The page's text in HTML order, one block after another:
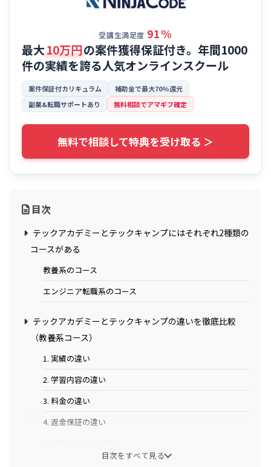
受講生満足度 91%
最大10万円の案件獲得保証付き。年間1000
件の実績を誇る人気オンラインスクール
案件保証付カリキュラム
補助金で最大70%還元
副業&転職サポートあり
無料相談でアマギフ確定
無料で相談して特典を受け取る ＞
目次
テックアカデミーとテックキャンプにはそれぞれ2種類の
コースがある
教養系のコース
エンジニア転職系のコース
テックアカデミーとテックキャンプの違いを徹底比較
（教養系コース）
1. 実績の違い
2. 学習内容の違い
3. 料金の違い
4. 返金保証の違い
目次をすべて見る